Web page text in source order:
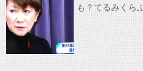
も？てるみくら